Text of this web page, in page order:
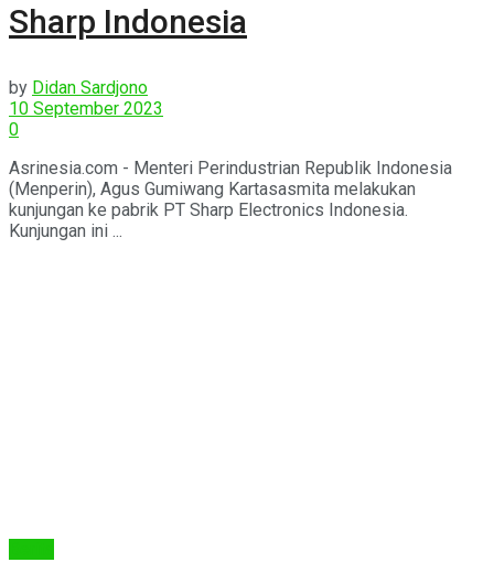
Sharp Indonesia
by Didan Sardjono
10 September 2023
0
Asrinesia.com - Menteri Perindustrian Republik Indonesia
(Menperin), Agus Gumiwang Kartasasmita melakukan
kunjungan ke pabrik PT Sharp Electronics Indonesia.
Kunjungan ini ...